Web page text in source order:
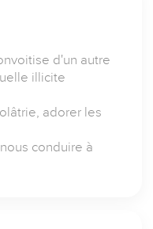
d'un autre
illicite
adorer les
conduire à